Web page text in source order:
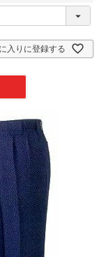
入りに登録する